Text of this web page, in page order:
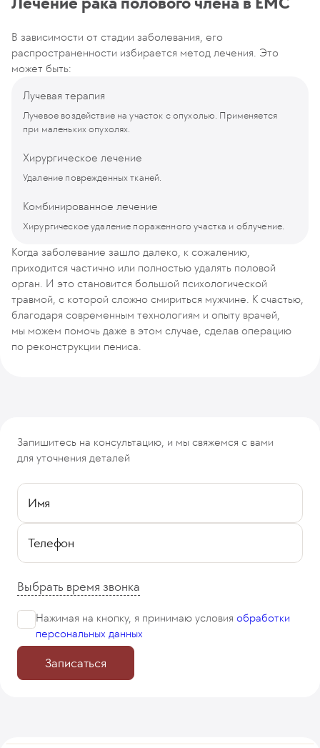
В зависимости от стадии заболевания, его
распространенности избирается метод лечения. Это
может быть:
Лучевая терапия
Лучевое воздействие на участок с опухолью. Применяется
при маленьких опухолях.
Хирургическое лечение
Удаление поврежденных тканей.
Комбинированное лечение
Хирургическое удаление пораженного участка и облучение.
Когда заболевание зашло далеко, к сожалению,
приходится частично или полностью удалять половой
орган. И это становится большой психологической
травмой, с которой сложно смириться мужчине. К счастью,
благодаря современным технологиям и опыту врачей,
мы можем помочь даже в этом случае, сделав операцию
по реконструкции пениса.
Запишитесь на консультацию, и мы свяжемся с вами
для уточнения деталей
Имя
Телефон
Выбрать время звонка
Нажимая на кнопку, я принимаю условия обработки
персональных данных
Записаться